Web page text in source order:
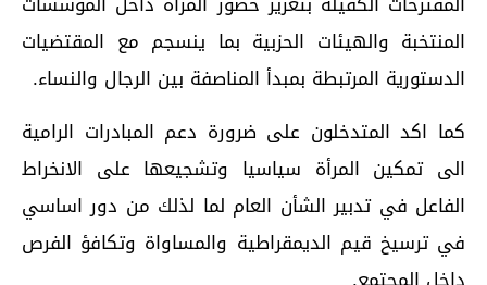
المنتخبة والهيئات الحزبية بما ينسجم مع المقتضيات
الدستورية المرتبطة بمبدأ المناصفة بين الرجال والنساء.
كما اكد المتدخلون على ضرورة دعم المبادرات الرامية
الى تمكين المرأة سياسيا وتشجيعها على الانخراط
الفاعل في تدبير الشأن العام لما لذلك من دور اساسي
في ترسيخ قيم الديمقراطية والمساواة وتكافؤ الفرص